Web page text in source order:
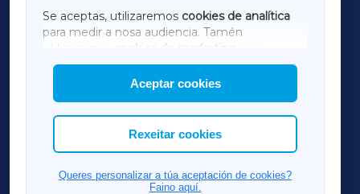
Se aceptas, utilizaremos cookies de analítica
para medir a nosa audiencia. Tamén
utilizaremos
cookies de marketing
mostrar publicidade de terceiros.
Así mesmo, podes personalizar a elección das
cookies que desexas permitir.
Aceptar cookies
Rexeitar cookies
Queres personalizar a túa aceptación de cookies?
Faino aquí.
AMARIÑAXA
RIBEIRASACRAXA
ACORUÑAXA
FERROLXA